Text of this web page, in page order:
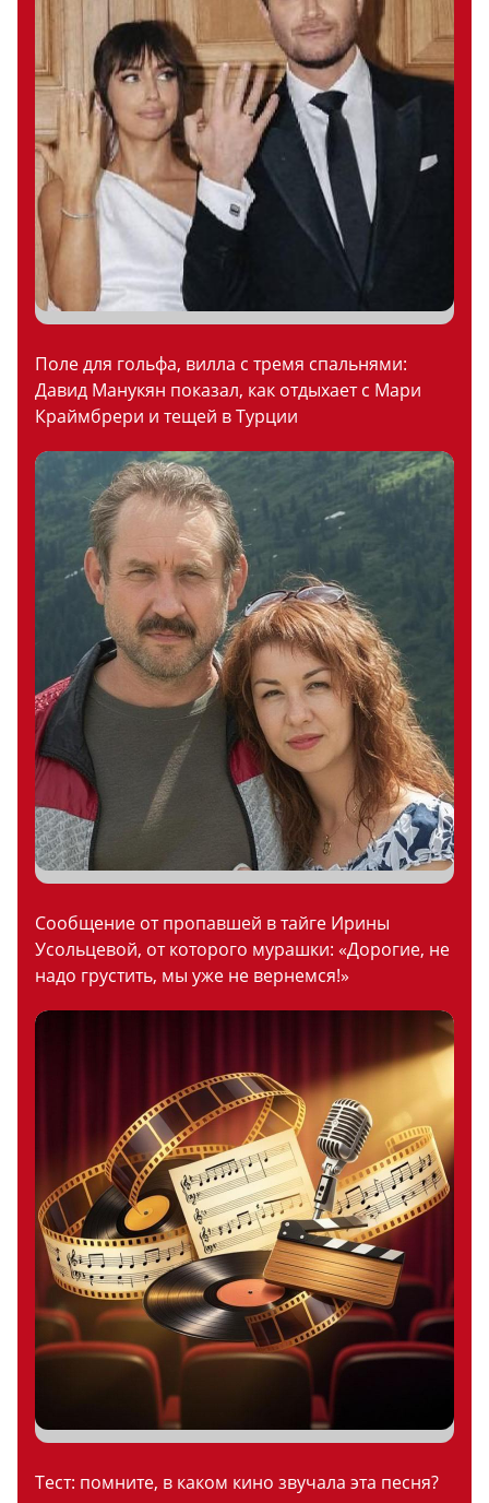
Поле для гольфа, вилла с тремя спальнями:
Давид Манукян показал, как отдыхает с Мари
Краймбрери и тещей в Турции
Сообщение от пропавшей в тайге Ирины
Усольцевой, от которого мурашки: «Дорогие, не
надо грустить, мы уже не вернемся!»
Тест: помните, в каком кино звучала эта песня?